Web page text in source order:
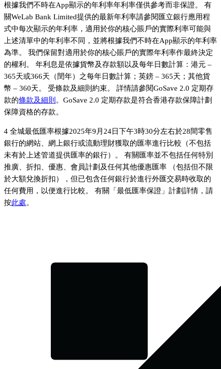
根據我們不時在App顯示的年利率年利率僅供參考而非保證。 有
關WeLab Bank Limited提供的最新年利率請參閱匯立銀行應用程
式中每次顯示的年利率，適用於你的核心賬戶的實際利率可能與
上述清單中的年利率不同，並將根據我們不時在App顯示的年利率
為準。 我們保留對適用於你的核心賬戶的實際年利率作最終決定
的權利。 年利息是依據貨幣及存款額以及每年日數計算：港元 –
365天或366天（閏年）之每年日數計算；英鎊 – 365天；其他貨
幣 – 360天。 受條款及細則約束。 詳情請參閱GoSave 2.0 定期存
款的條款及細則 。GoSave 2.0 定期存款是符合香港存款保障計劃
保障資格的存款。
4 全城最低匯率根據2025年9月24日下午3時30分左右於28間零售
銀行的網站、網上銀行或流動理財獲取的匯率進行比較（不包括
未有於上述管道提供匯率的銀行）。 有關匯率並不包括任何特別
推廣、折扣、優惠、會員計劃及任何其他優惠匯率 （包括但不限
於大額兌換折扣），但已包含任何銀行於進行外匯交易時收取的
任何費用，以便進行比較。 有關「最低匯率保證」計劃詳情，請
按此處。